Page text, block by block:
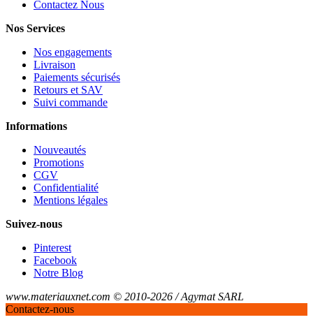
Contactez Nous
Nos Services
Nos engagements
Livraison
Paiements sécurisés
Retours et SAV
Suivi commande
Informations
Nouveautés
Promotions
CGV
Confidentialité
Mentions légales
Suivez-nous
Pinterest
Facebook
Notre Blog
www.materiauxnet.com © 2010-2026 / Agymat SARL
Contactez-nous